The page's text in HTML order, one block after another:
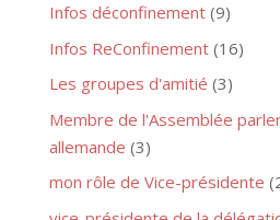
Infos déconfinement(9)
Infos ReConfinement(16)
Les groupes d'amitié (3)
Membre de l'Assemblée
allemande (3)
mon rôle de Vice-présidente